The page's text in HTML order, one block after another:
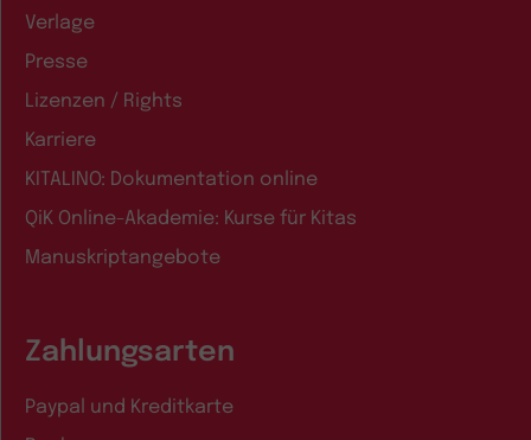
Verlage
Presse
Lizenzen / Rights
Karriere
KITALINO: Dokumentation online
QiK Online-Akademie: Kurse für Kitas
Manuskriptangebote
Zahlungsarten
Paypal und Kreditkarte